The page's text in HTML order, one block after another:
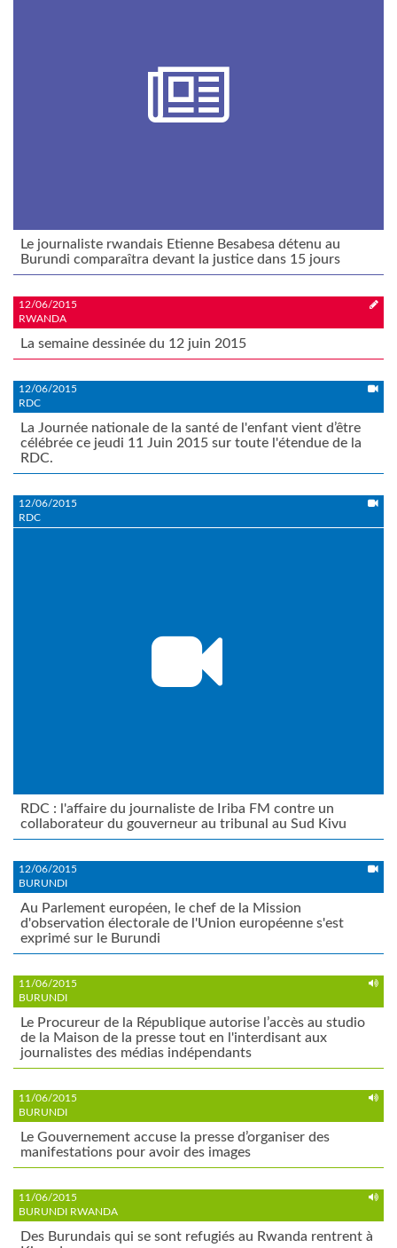
Le journaliste rwandais Etienne Besabesa détenu au
Burundi comparaîtra devant la justice dans 15 jours
12/06/2015
RWANDA
La semaine dessinée du 12 juin 2015
12/06/2015
RDC
La Journée nationale de la santé de l'enfant vient d’être
célébrée ce jeudi 11 Juin 2015 sur toute l'étendue de la
RDC.
12/06/2015
RDC
RDC : l'affaire du journaliste de Iriba FM contre un
collaborateur du gouverneur au tribunal au Sud Kivu
12/06/2015
BURUNDI
Au Parlement européen, le chef de la Mission
d'observation électorale de l'Union européenne s'est
exprimé sur le Burundi
11/06/2015
BURUNDI
Le Procureur de la République autorise l’accès au studio
de la Maison de la presse tout en l'interdisant aux
journalistes des médias indépendants
11/06/2015
BURUNDI
Le Gouvernement accuse la presse d’organiser des
manifestations pour avoir des images
11/06/2015
BURUNDI RWANDA
Des Burundais qui se sont refugiés au Rwanda rentrent à